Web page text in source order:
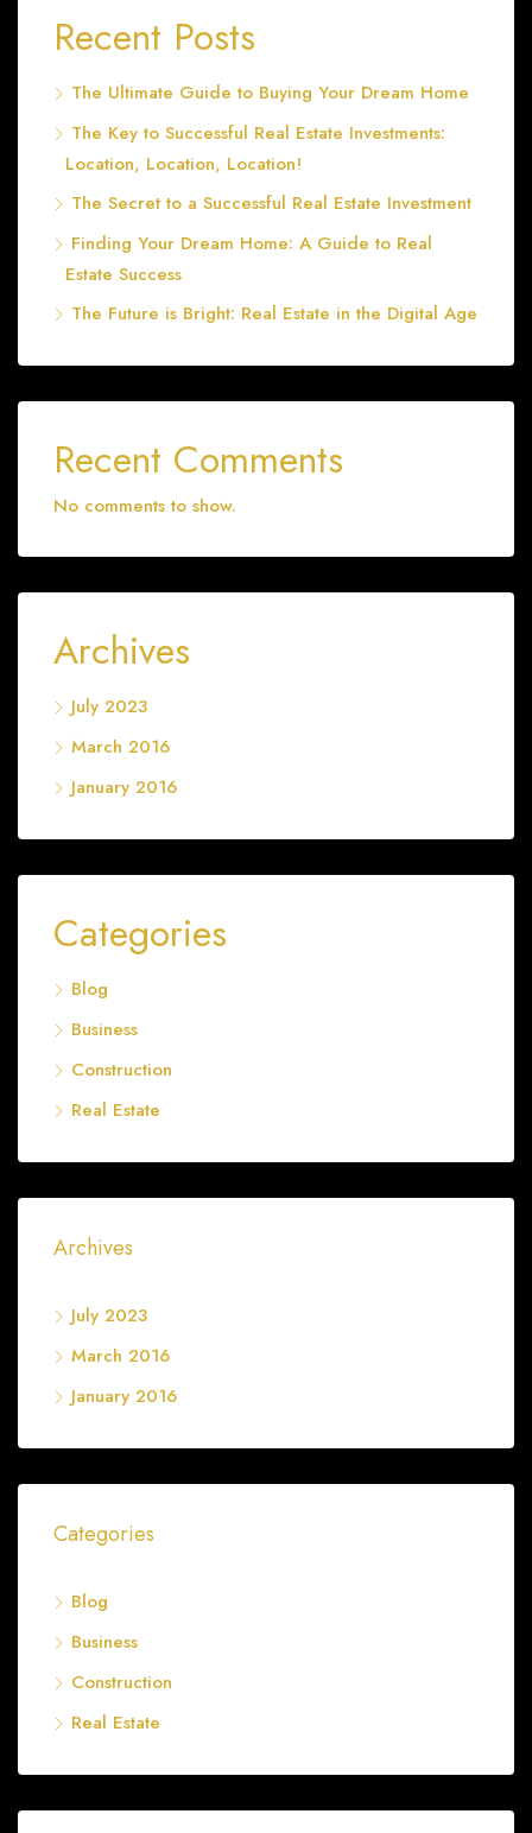
Recent Posts
The Ultimate Guide to Buying Your Dream Home
The Key to Successful Real Estate Investments:
Location, Location, Location!
The Secret to a Successful Real Estate Investment
Finding Your Dream Home: A Guide to Real
Estate Success
The Future is Bright: Real Estate in the Digital Age
Recent Comments
No comments to show.
Archives
July 2023
March 2016
January 2016
Categories
Blog
Business
Construction
Real Estate
Archives
July 2023
March 2016
January 2016
Categories
Blog
Business
Construction
Real Estate